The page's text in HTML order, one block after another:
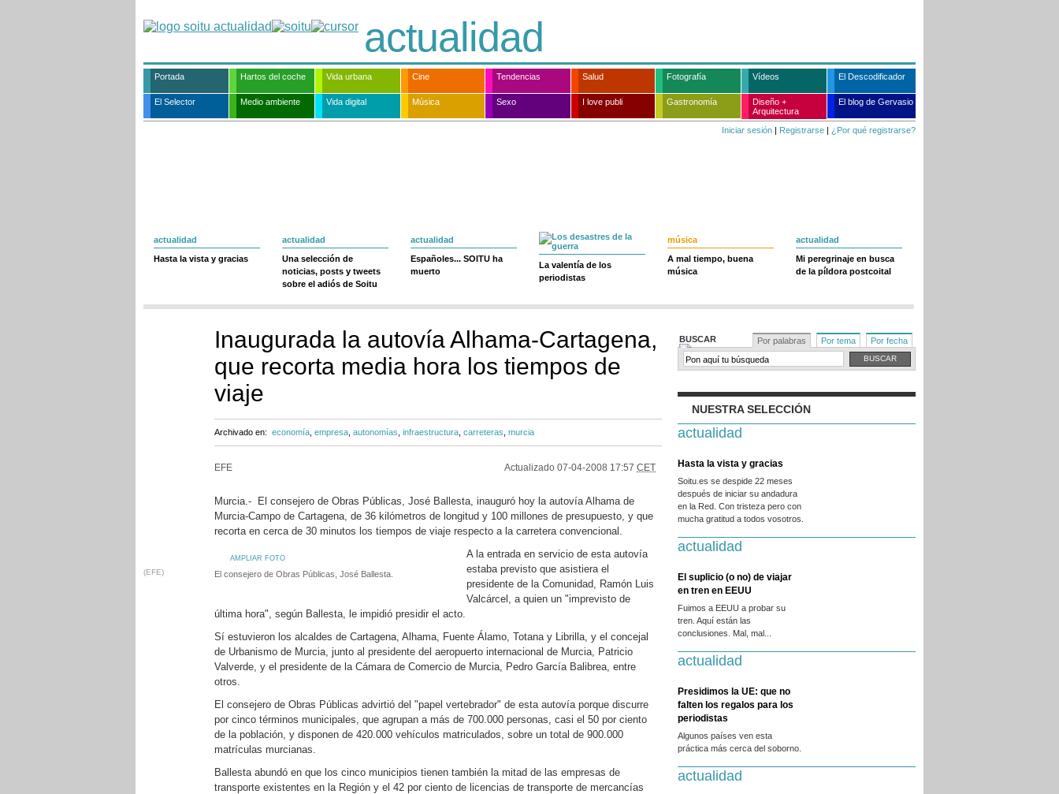
actualidad
Portada Hartos del coche Vida urbana Cine Tendencias Salud Fotografía Vídeos El Descodificador
El Selector Medio ambiente Vida digital Música Sexo I love publi Gastronomía
Diseño +
Arquitectura
El blog de Gervasio
Iniciar sesión | Registrarse | ¿Por qué registrarse?
actualidad
Hasta la vista y gracias
actualidad
Una selección de
noticias, posts y tweets
sobre el adiós de Soitu
actualidad
Españoles... SOITU ha
muerto
La valentía de los
periodistas
música
A mal tiempo, buena
música
actualidad
Mi peregrinaje en busca
de la píldora postcoital
Inaugurada la autovía Alhama-Cartagena,
que recorta media hora los tiempos de
viaje
Archivado en: economía empresa autonomías infraestructura carreteras murcia
EFE Actualizado 07-04-2008 17:57 CET
Murcia.- El consejero de Obras Públicas, José Ballesta, inauguró hoy la autovía Alhama de
Murcia-Campo de Cartagena, de 36 kilómetros de longitud y 100 millones de presupuesto, y que
recorta en cerca de 30 minutos los tiempos de viaje respecto a la carretera convencional.
AMPLIAR FOTO
(EFE) El consejero de Obras Públicas, José Ballesta.
A la entrada en servicio de esta autovía
estaba previsto que asistiera el
presidente de la Comunidad, Ramón Luis
Valcárcel, a quien un "imprevisto de
última hora", según Ballesta, le impidió presidir el acto.
Sí estuvieron los alcaldes de Cartagena, Alhama, Fuente Álamo, Totana y Librilla, y el concejal
de Urbanismo de Murcia, junto al presidente del aeropuerto internacional de Murcia, Patricio
Valverde, y el presidente de la Cámara de Comercio de Murcia, Pedro García Balibrea, entre
otros.
El consejero de Obras Públicas advirtió del "papel vertebrador" de esta autovía porque discurre
por cinco términos municipales, que agrupan a más de 700.000 personas, casi el 50 por ciento
de la población, y disponen de 420.000 vehículos matriculados, sobre un total de 900.000
matrículas murcianas.
Ballesta abundó en que los cinco municipios tienen también la mitad de las empresas de
transporte existentes en la Región y el 42 por ciento de licencias de transporte de mercancías
BUSCAR Por palabras Por tema Por fecha
NUESTRA SELECCIÓN
actualidad
Hasta la vista y gracias
Soitu.es se despide 22 meses
después de iniciar su andadura
en la Red. Con tristeza pero con
mucha gratitud a todos vosotros.
actualidad
El suplicio (o no) de viajar
en tren en EEUU
Fuimos a EEUU a probar su
tren. Aquí están las
conclusiones. Mal, mal...
actualidad
Presidimos la UE: que no
falten los regalos para los
periodistas
Algunos países ven esta
práctica más cerca del soborno.
actualidad